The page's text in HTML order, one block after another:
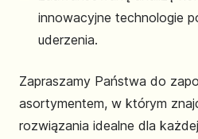
innowacyjne technologie
uderzenia.
Zapraszamy Państwa do
asortymentem, w którym
rozwiązania idealne dla